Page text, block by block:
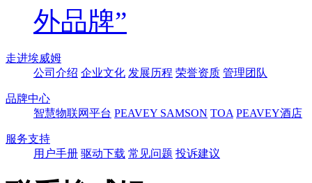
外品牌”
走进埃威姆
公司介绍 企业文化 发展历程 荣誉资质 管理团队
品牌中心
智慧物联网平台 PEAVEY SAMSON TOA PEAVEY酒店
服务支持
用户手册 驱动下载 常见问题 投诉建议